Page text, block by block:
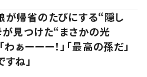
が帰省のたびにする“隠し
が見つけた“まさかの光
ぁーーー！」「最高の孫だ」
すね」